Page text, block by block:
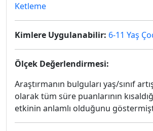
Ketleme
Kimlere Uygulanabilir: 6-11 Yaş
Ölçek Değerlendirmesi:
Araştırmanın bulguları yaş/sınıf
olarak tüm süre puanlarının
etkinin anlamlı olduğunu